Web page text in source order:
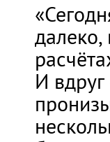
далеко,
И вдруг